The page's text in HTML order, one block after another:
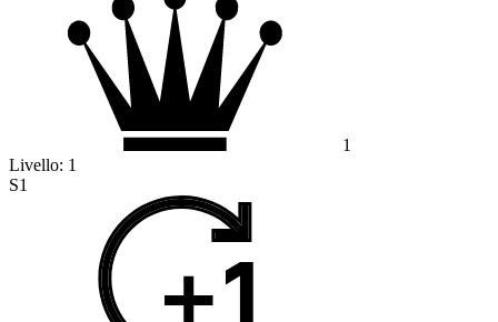
1
Livello: 1
S1